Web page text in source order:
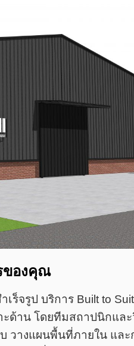
ของคุณ
ร็จรูป บริการ Built to
ะด้าน โดยทีมสถาปนิกแล
วางแผนพื้นที่ภายใน และ